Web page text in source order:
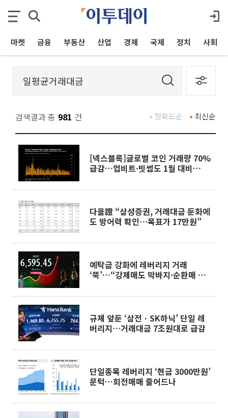
마켓 금융 부동산 산업 경제 국제 정치 사회
검색결과 총 981 건 최신순
정확도순
[넥스블록]글로벌 코인 거래량 70%
급감…업비트·빗썸도 1월 대비
다올證 “삼성증권, 거래대금 둔화에
도 방어력 확인⋯목표가 17만원”
예탁금 강화에 레버리지 거래
‘뚝’…“강제매도 막바지·순환매 확
규제 앞둔 ‘삼전ㆍSK하닉’ 단일 레
버리지⋯거래대금 7조원대로 급감
단일종목 레버리지 ‘현금 3000만원’
문턱…회전매매 줄어드나